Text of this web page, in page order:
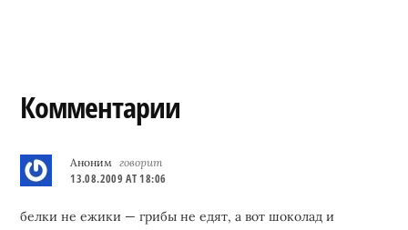
Reader
Комментарии
Аноним говорит
13.08.2009 AT 18:06
белки не ежики — грибы не едят, а вот шоколад и